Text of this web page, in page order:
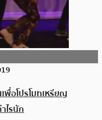
พื่อโปรโมทเหรียญ
ไรนัก